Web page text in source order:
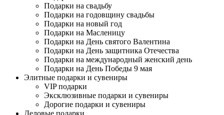
Подарки на свадьбу
Подарки на годовщину свадьбы
Подарки на новый год
Подарки на Масленицу
Подарки на День святого Валентина
Подарки на День защитника Отечества
Подарки на международный женский день
Подарки на День Победы 9 мая
Элитные подарки и сувениры
VIP подарки
Эксклюзивные подарки и сувениры
Дорогие подарки и сувениры
Деловые подарки